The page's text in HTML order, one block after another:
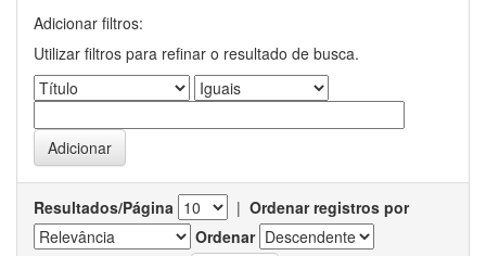
Adicionar filtros:
Utilizar filtros para refinar o resultado de busca.
Resultados/Página | Ordenar registros por
Ordenar